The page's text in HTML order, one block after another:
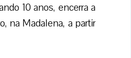
10 anos, encerra a
na Madalena, a partir